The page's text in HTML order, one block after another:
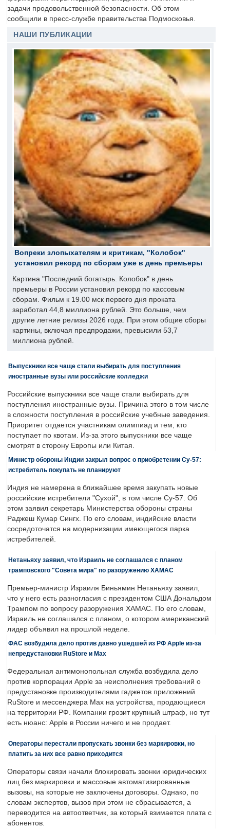
задачи продовольственной безопасности. Об этом
сообщили в пресс-службе правительства Подмосковья.
НАШИ ПУБЛИКАЦИИ
Вопреки злопыхателям и критикам, "Колобок"
установил рекорд по сборам уже в день премьеры
Картина "Последний богатырь. Колобок" в день
премьеры в России установил рекорд по кассовым
сборам. Фильм к 19.00 мск первого дня проката
заработал 44,8 миллиона рублей. Это больше, чем
другие летние релизы 2026 года. При этом общие сборы
картины, включая предпродажи, превысили 53,7
миллиона рублей.
Выпускники все чаще стали выбирать для поступления
иностранные вузы или российские колледжи
Российские выпускники все чаще стали выбирать для
поступления иностранные вузы. Причина этого в том числе
в сложности поступления в российские учебные заведения.
Приоритет отдается участникам олимпиад и тем, кто
поступает по квотам. Из-за этого выпускники все чаще
смотрят в сторону Европы или Китая.
Министр обороны Индии закрыл вопрос о приобретении Су-57:
истребитель покупать не планируют
Индия не намерена в ближайшее время закупать новые
российские истребители "Сухой", в том числе Су-57. Об
этом заявил секретарь Министерства обороны страны
Раджеш Кумар Сингх. По его словам, индийские власти
сосредоточатся на модернизации имеющегося парка
истребителей.
Нетаньяху заявил, что Израиль не соглашался с планом
трамповского "Совета мира" по разоружению ХАМАС
Премьер-министр Израиля Биньямин Нетаньяху заявил,
что у него есть разногласия с президентом США Дональдом
Трампом по вопросу разоружения ХАМАС. По его словам,
Израиль не соглашался с планом, о котором американский
лидер объявил на прошлой неделе.
ФАС возбудила дело против давно ушедшей из РФ Apple из-за
непредустановки RuStore и Max
Федеральная антимонопольная служба возбудила дело
против корпорации Apple за неисполнения требований о
предустановке производителями гаджетов приложений
RuStore и мессенджера Max на устройства, продающиеся
на территории РФ. Компании грозит крупный штраф, но тут
есть нюанс: Apple в России ничего и не продает.
Операторы перестали пропускать звонки без маркировки, но
платить за них все равно приходится
Операторы связи начали блокировать звонки юридических
лиц без маркировки и массовые автоматизированные
вызовы, на которые не заключены договоры. Однако, по
словам экспертов, вызов при этом не сбрасывается, а
переводится на автоответчик, за который взимается плата с
абонентов.